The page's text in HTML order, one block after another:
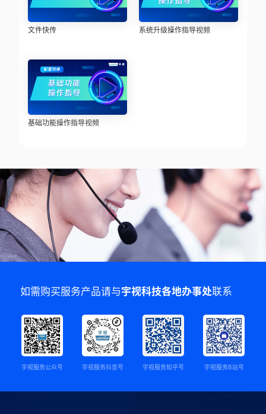
文件快传 系统升级操作指导视频
基础功能操作指导视频
如需购买服务产品请与宇视科技各地办事处联系
宇视服务公众号 宇视服务抖音号 宇视服务知乎号 宇视服务B站号